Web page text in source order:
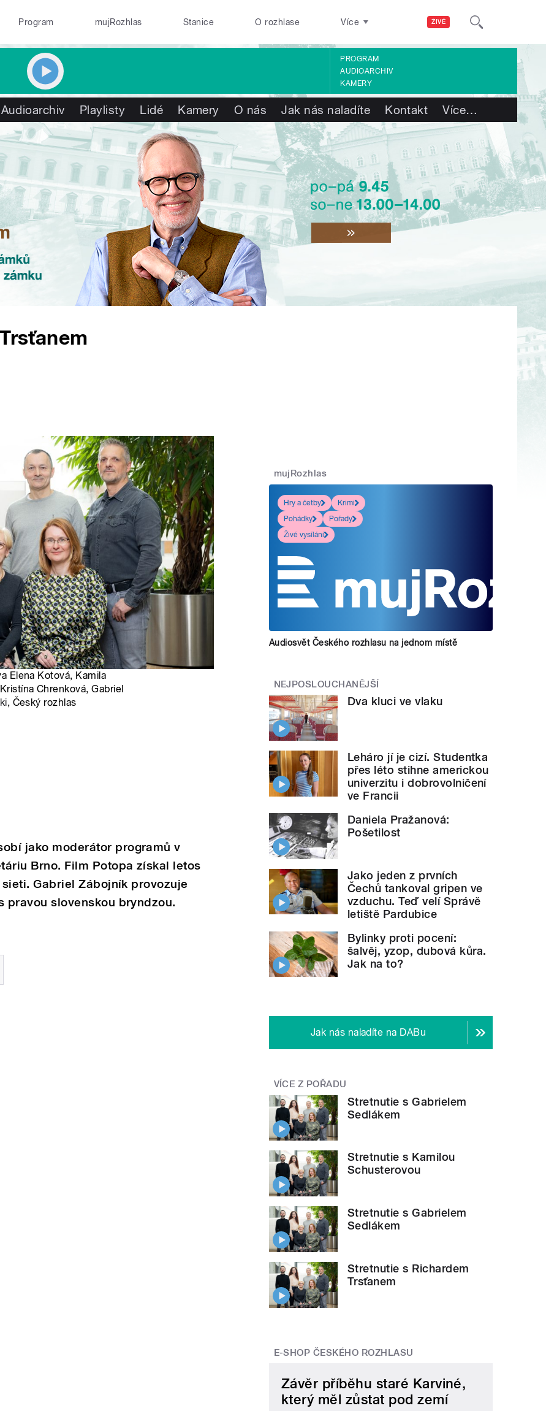
ŽIVĚ
Program mujRozhlas Stanice O rozhlase Více
PROGRAM
AUDIOARCHIV
KAMERY
Audioarchiv Playlisty Lidé Kamery O nás Jak nás naladíte Kontakt Více…
Elena Kotová, Kamila
Chrenková, Gabriel
, Český rozhlas
jako moderátor programů v
Brno. Film Potopa získal letos
Gabriel Zábojník provozuje
pravou slovenskou bryndzou.
mujRozhlas
Hry a četby
Krimi
Pohádky
Pořady
Živé vysílání
Audiosvět Českého rozhlasu na jednom místě
NEJPOSLOUCHANĚJŠÍ
Dva kluci ve vlaku
Leháro jí je cizí. Studentka
přes léto stihne americkou
univerzitu i dobrovolničení
ve Francii
Daniela Pražanová:
Pošetilost
Jako jeden z prvních
Čechů tankoval gripen ve
vzduchu. Teď velí Správě
letiště Pardubice
Bylinky proti pocení:
šalvěj, yzop, dubová kůra.
Jak na to?
Jak nás naladíte na DABu
VÍCE Z POŘADU
Stretnutie s Gabrielem
Sedlákem
Stretnutie s Kamilou
Schusterovou
Stretnutie s Gabrielem
Sedlákem
Stretnutie s Richardem
Trsťanem
E-SHOP ČESKÉHO ROZHLASU
Závěr příběhu staré Karviné,
který měl zůstat pod zemí